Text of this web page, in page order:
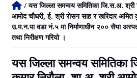
/यस जिल्ला समन्वय समितिका जि.स.अ. श्री
आमोद चौधरी, ई. श्री रोसन साह र खरिदार अमित
उ.म.न.पा वडा नं.५ मा निर्माणाधीन २०० सैया
तथा निरीक्षण गरियो ।
यस जिल्ला समन्वय समितिका